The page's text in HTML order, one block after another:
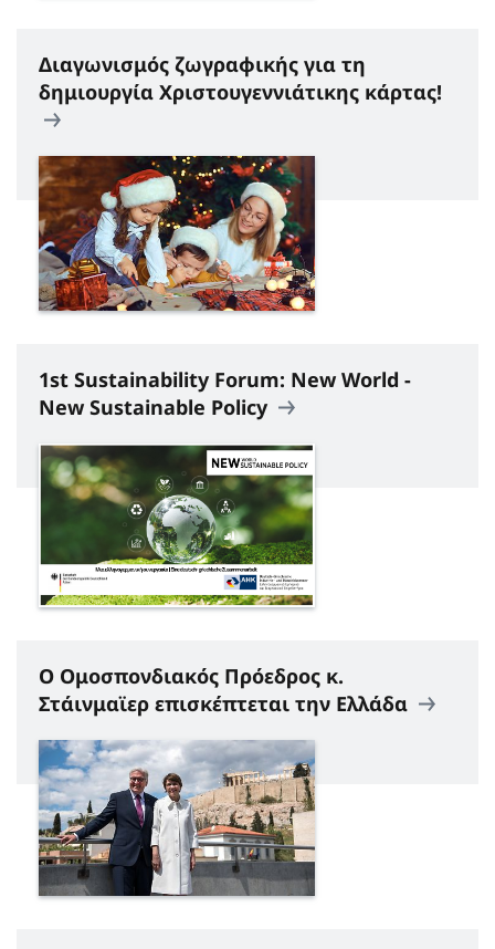
Διαγωνισμός ζωγραφικής για τη
δημιουργία Χριστουγεννιάτικης κάρτας!
1st Sustainability Forum: New World -
New Sustainable Policy
O Ομοσπονδιακός Πρόεδρος κ.
Στάινμαϊερ επισκέπτεται την Ελλάδα